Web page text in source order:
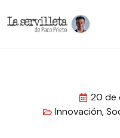
20 de
Innovación,